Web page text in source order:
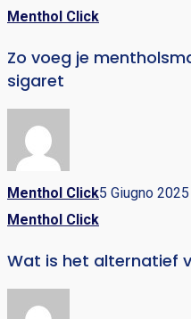
Menthol Click
Zo voeg je
sigaret
Menthol Click5 Giugno 2025
Menthol Click
Wat is het alternatief